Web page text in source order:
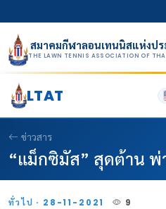
สมาคมกีฬาลอนเทนนิสแห่งปร
THE LAWN TENNIS ASSOCIATION OF
LTAT
ข่าวสาร
“แม็กซิมัส” สุดต้าน พ่
ทั่วไป · 28-11-2021 9